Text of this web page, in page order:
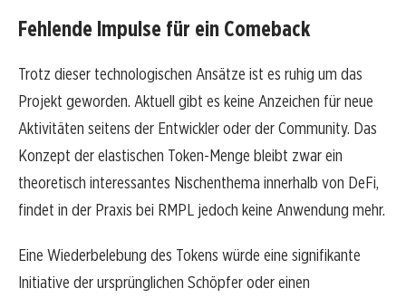
Fehlende Impulse für ein Comeback
Trotz dieser technologischen Ansätze ist es ruhig um das
Projekt geworden. Aktuell gibt es keine Anzeichen für neue
Aktivitäten seitens der Entwickler oder der Community. Das
Konzept der elastischen Token-Menge bleibt zwar ein
theoretisch interessantes Nischenthema innerhalb von DeFi,
findet in der Praxis bei RMPL jedoch keine Anwendung mehr.
Eine Wiederbelebung des Tokens würde eine signifikante
Initiative der ursprünglichen Schöpfer oder einen